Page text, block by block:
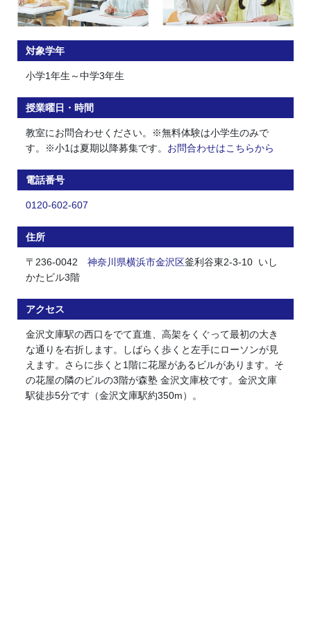
対象学年
小学1年生～中学3年生
授業曜日・時間
教室にお問合わせください。※無料体験は小学生のみで
す。※小1は夏期以降募集です。 お問合わせはこちらから
電話番号
0120-602-607
住所
〒236-0042 神奈川県横浜市金沢区釜利谷東2-3-10 いし
かたビル3階
アクセス
金沢文庫駅の西口をでて直進、高架をくぐって最初の大き
な通りを右折します。しばらく歩くと左手にローソンが見
えます。さらに歩くと1階に花屋があるビルがあります。そ
の花屋の隣のビルの3階が森塾 金沢文庫校です。金沢文庫
駅徒歩5分です（金沢文庫駅約350m）。